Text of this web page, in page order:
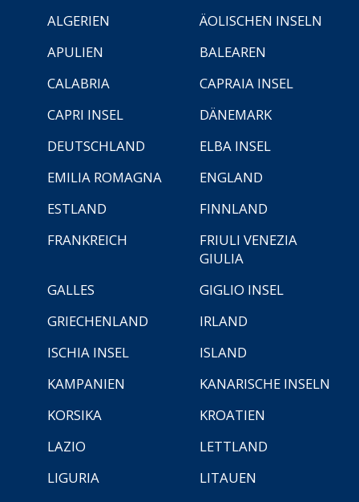
ALGERIEN
ÄOLISCHEN INSELN
APULIEN
BALEAREN
CALABRIA
CAPRAIA INSEL
CAPRI INSEL
DÄNEMARK
DEUTSCHLAND
ELBA INSEL
EMILIA ROMAGNA
ENGLAND
ESTLAND
FINNLAND
FRANKREICH
FRIULI VENEZIA
GIULIA
GALLES
GIGLIO INSEL
GRIECHENLAND
IRLAND
ISCHIA INSEL
ISLAND
KAMPANIEN
KANARISCHE INSELN
KORSIKA
KROATIEN
LAZIO
LETTLAND
LIGURIA
LITAUEN